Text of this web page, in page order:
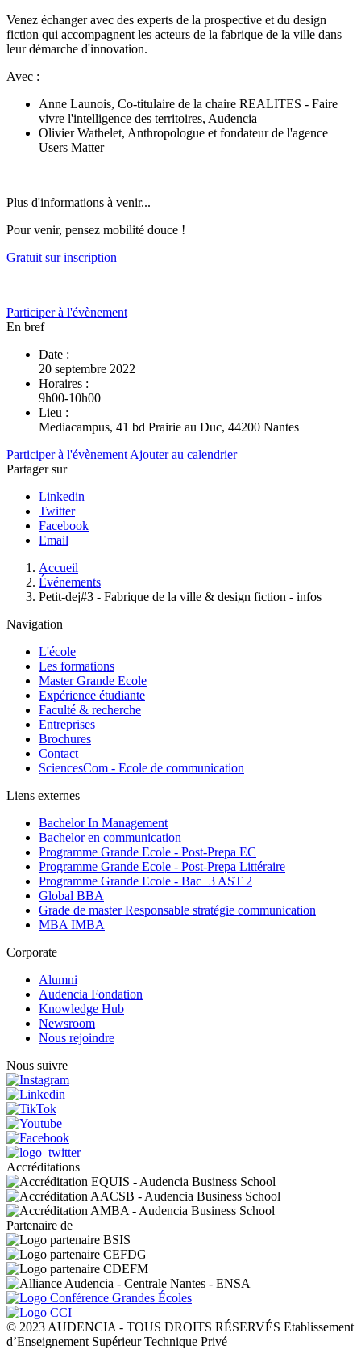
Venez échanger avec des experts de la prospective et du design
fiction qui accompagnent les acteurs de la fabrique de la ville dans
leur démarche d'innovation.
Avec :
Anne Launois, Co-titulaire de la chaire REALITES - Faire
vivre l'intelligence des territoires, Audencia
Olivier Wathelet, Anthropologue et fondateur de l'agence
Users Matter
Plus d'informations à venir...
Pour venir, pensez mobilité douce !
Gratuit sur inscription
Participer à l'évènement
En bref
Date :
20 septembre 2022
Horaires :
9h00-10h00
Lieu :
Mediacampus, 41 bd Prairie au Duc, 44200 Nantes
Participer à l'évènement Ajouter au calendrier
Partager sur
Linkedin
Twitter
Facebook
Email
d'Ariane
Accueil
Événements
Petit-dej#3 - Fabrique de la ville & design fiction - infos
Navigation
L'école
Les formations
Master Grande Ecole
Expérience étudiante
Faculté & recherche
Entreprises
Brochures
Contact
SciencesCom - Ecole de communication
Liens externes
Bachelor In Management
Bachelor en communication
Programme Grande Ecole - Post-Prepa EC
Programme Grande Ecole - Post-Prepa Littéraire
Programme Grande Ecole - Bac+3 AST 2
Global BBA
Grade de master Responsable stratégie communication
MBA IMBA
Corporate
Alumni
Audencia Fondation
Knowledge Hub
Newsroom
Nous rejoindre
Nous suivre
Accréditations
Partenaire de
© 2023 AUDENCIA - TOUS DROITS RÉSERVÉS Etablissement
d’Enseignement Supérieur Technique Privé